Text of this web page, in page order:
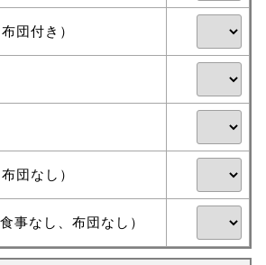
団付き）
団なし）
事なし、布団なし）